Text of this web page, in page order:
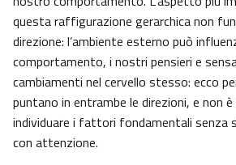
questa raffigurazione gerarchica non
direzione: l’ambiente esterno può
comportamento, i nostri pensieri e
cambiamenti nel cervello stesso: ecco
puntano in entrambe le direzioni, e non
individuare i fattori fondamentali senza
con attenzione.